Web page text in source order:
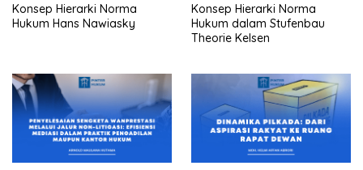
Konsep Hierarki Norma
Hukum Hans Nawiasky
Konsep Hierarki Norma
Hukum dalam Stufenbau
Theorie Kelsen